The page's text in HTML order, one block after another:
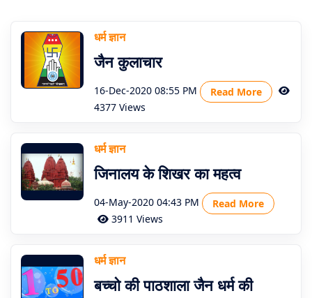
Parv
About
Us
धर्म ज्ञान
जैन कुलाचार
16-Dec-2020 08:55 PM
Read More
4377 Views
धर्म ज्ञान
जिनालय के शिखर का महत्व
04-May-2020 04:43 PM
Read More
3911 Views
धर्म ज्ञान
बच्चो की पाठशाला जैन धर्म की